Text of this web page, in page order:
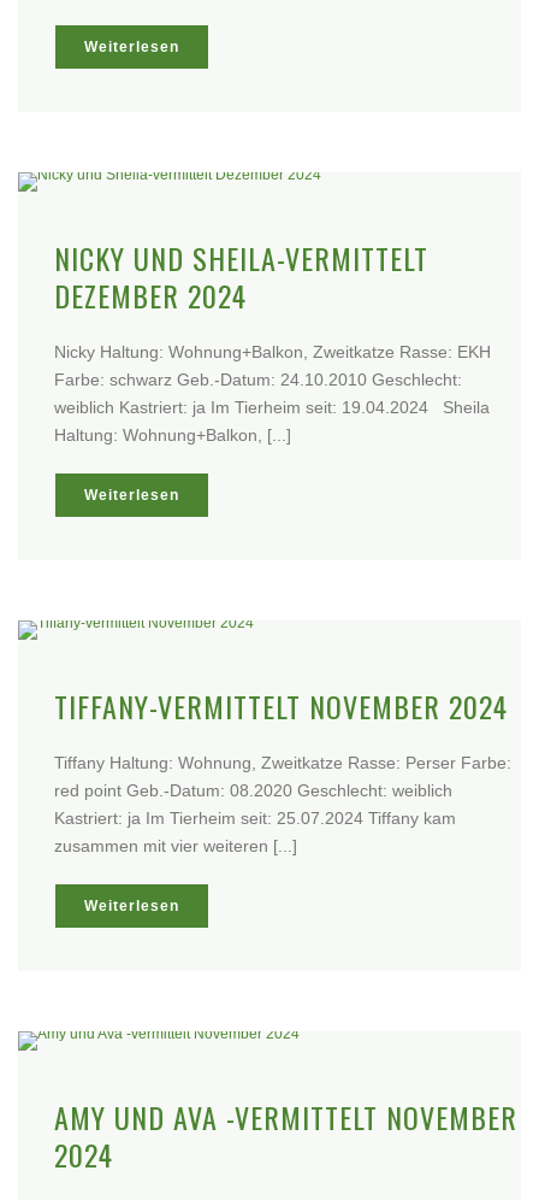
Weiterlesen
NICKY UND SHEILA-VERMITTELT
DEZEMBER 2024
Nicky Haltung: Wohnung+Balkon, Zweitkatze Rasse: EKH
Farbe: schwarz Geb.-Datum: 24.10.2010 Geschlecht:
weiblich Kastriert: ja Im Tierheim seit: 19.04.2024 Sheila
Haltung: Wohnung+Balkon, [...]
Weiterlesen
TIFFANY-VERMITTELT NOVEMBER 2024
Tiffany Haltung: Wohnung, Zweitkatze Rasse: Perser Farbe:
red point Geb.-Datum: 08.2020 Geschlecht: weiblich
Kastriert: ja Im Tierheim seit: 25.07.2024 Tiffany kam
zusammen mit vier weiteren [...]
Weiterlesen
AMY UND AVA -VERMITTELT NOVEMBER
2024